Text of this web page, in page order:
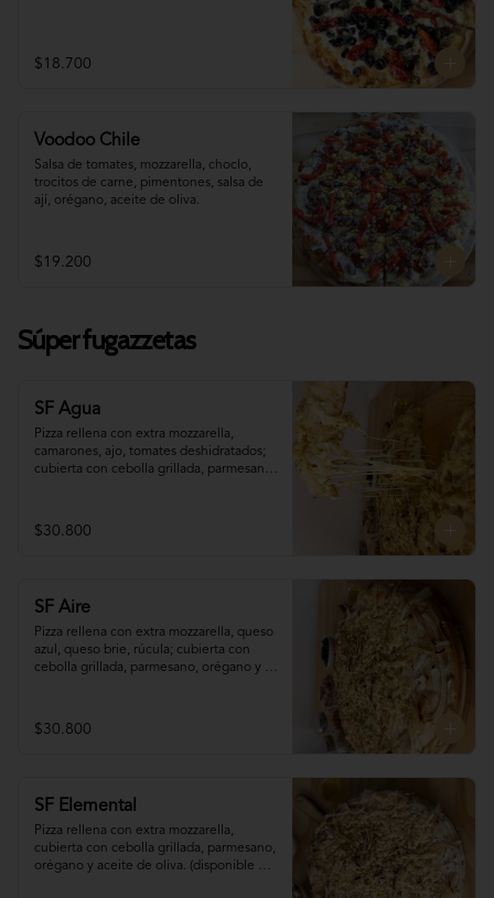
$18.700
Voodoo Chile
Salsa de tomates, mozzarella, choclo,
trocitos de carne, pimentones, salsa de
ají, orégano, aceite de oliva.
$19.200
Súper fugazzetas
SF Agua
Pizza rellena con extra mozzarella,
camarones, ajo, tomates deshidratados;
cubierta con cebolla grillada, parmesano,
menos) 90 minutos de antelación)
$30.800
SF Aire
Pizza rellena con extra mozzarella, queso
azul, queso brie, rúcula; cubierta con
cebolla grillada, parmesano, orégano y
minutos de antelación)
$30.800
SF Elemental
Pizza rellena con extra mozzarella,
cubierta con cebolla grillada, parmesano,
orégano y aceite de oliva. (disponible